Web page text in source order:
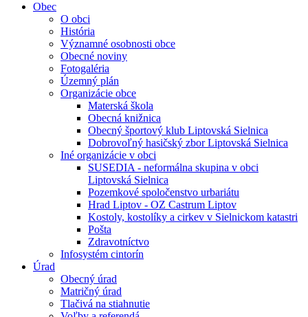
Obec
O obci
História
Významné osobnosti obce
Obecné noviny
Fotogaléria
Územný plán
Organizácie obce
Materská škola
Obecná knižnica
Obecný športový klub Liptovská Sielnica
Dobrovoľný hasičský zbor Liptovská Sielnica
Iné organizácie v obci
SUSEDIA - neformálna skupina v obci
Liptovská Sielnica
Pozemkové spoločenstvo urbariátu
Hrad Liptov - OZ Castrum Liptov
Kostoly, kostolíky a cirkev v Sielnickom katastri
Pošta
Zdravotníctvo
Infosystém cintorín
Úrad
Obecný úrad
Matričný úrad
Tlačivá na stiahnutie